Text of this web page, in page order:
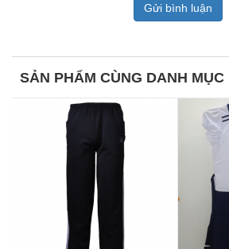
Gửi bình luận
SẢN PHẨM CÙNG DANH MỤC